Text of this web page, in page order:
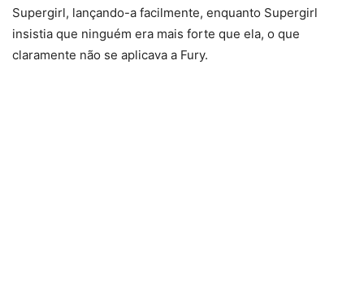
Supergirl, lançando-a facilmente, enquanto Supergirl
insistia que ninguém era mais forte que ela, o que
claramente não se aplicava a Fury.